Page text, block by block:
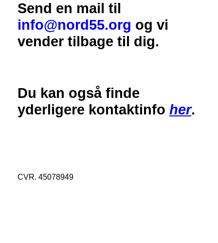
Send en mail til
info@nord55.org og vi
vender tilbage til dig.
Du kan også finde
yderligere kontaktinfo her.
CVR. 45078949